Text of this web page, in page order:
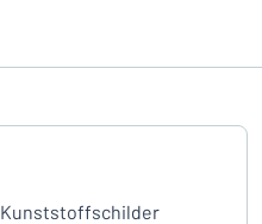
Kunststoffschilder